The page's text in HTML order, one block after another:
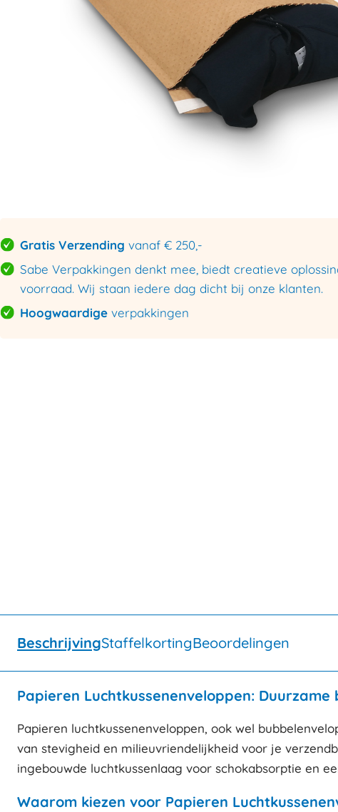
Gratis Verzending vanaf € 250,-
Sabe Verpakkingen denkt mee, biedt creatieve
voorraad. Wij staan iedere dag dicht bij onze klanten.
Hoogwaardige verpakkingen
BeschrijvingStaffelkortingBeoordelingen
Papieren Luchtkussenenveloppen:
Papieren luchtkussenenveloppen, ook wel
van stevigheid en milieuvriendelijkheid voor je
ingebouwde luchtkussenlaag voor schokabsorptie en
Waarom kiezen voor Papieren